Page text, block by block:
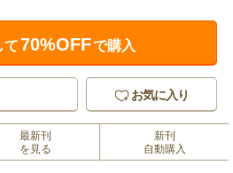
て70%OFFで購入
お気に入り
最新刊
を見る
新刊
自動購入